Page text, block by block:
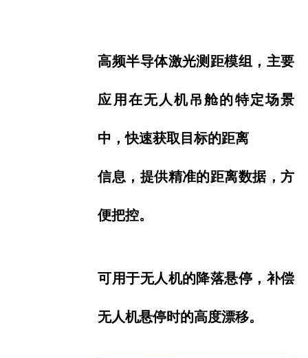
高频半导体激光测距模组，主要
应用在无人机吊舱的特定场景
中，快速获取目标的距离
信息， 提供精准的距离数据，方
便把控。
可用于无人机的降落悬停，补偿
无人机悬停时的高度漂移。